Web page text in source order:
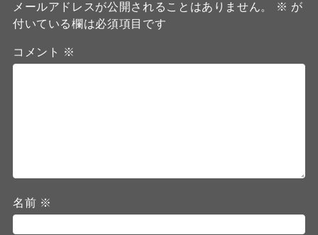
メールアドレスが公開されることはありません。 ※ が
付いている欄は必須項目です
コメント ※
名前 ※